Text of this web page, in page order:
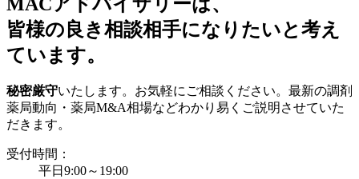
皆様の良き相談相手になりたいと考え
ています。
秘密厳守いたします。お気軽にご相談ください。最新の調剤
薬局動向・薬局M&A相場などわかり易くご説明させていた
だきます。
受付時間：
平日9:00～19:00